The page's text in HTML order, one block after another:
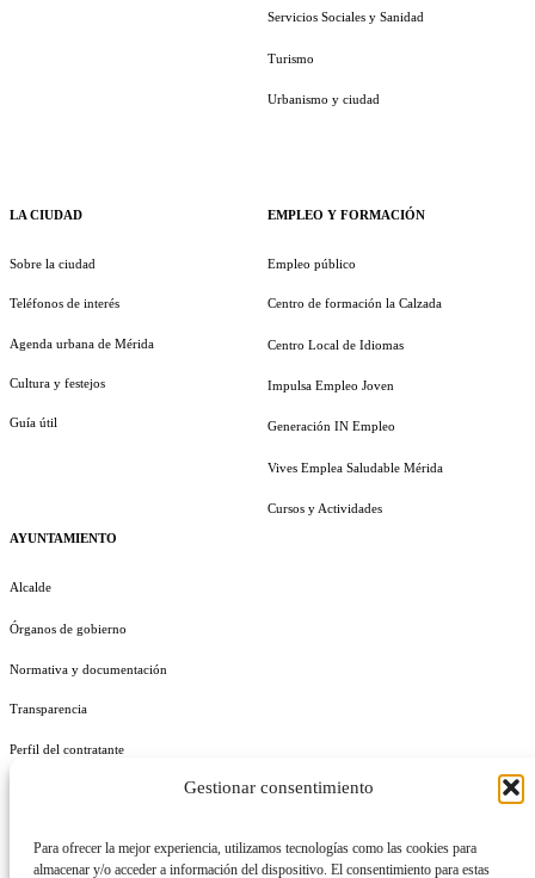
Gestionar consentimiento
Para ofrecer la mejor experiencia, utilizamos tecnologías como las cookies para
almacenar y/o acceder a información del dispositivo. El consentimiento para estas
LA CIUDAD
Sobre la ciudad
Teléfonos de interés
Agenda urbana de Mérida
Cultura y festejos
Guía útil
AYUNTAMIENTO
Alcalde
Órganos de gobierno
Normativa y documentación
Transparencia
Perfil del contratante
Servicios Sociales y Sanidad
Turismo
Urbanismo y ciudad
EMPLEO Y FORMACIÓN
Empleo público
Centro de formación la Calzada
Centro Local de Idiomas
Impulsa Empleo Joven
Generación IN Empleo
Vives Emplea Saludable Mérida
Cursos y Actividades